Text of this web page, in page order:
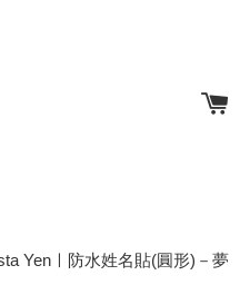
Yenㅣ防水姓名貼(圓形)－夢